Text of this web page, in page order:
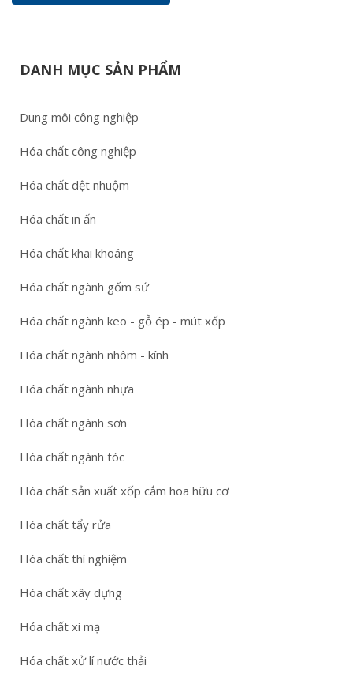
DANH MỤC SẢN PHẨM
Dung môi công nghiệp
Hóa chất công nghiệp
Hóa chất dệt nhuộm
Hóa chất in ấn
Hóa chất khai khoáng
Hóa chất ngành gốm sứ
Hóa chất ngành keo - gỗ ép - mút xốp
Hóa chất ngành nhôm - kính
Hóa chất ngành nhựa
Hóa chất ngành sơn
Hóa chất ngành tóc
Hóa chất sản xuất xốp cắm hoa hữu cơ
Hóa chất tẩy rửa
Hóa chất thí nghiệm
Hóa chất xây dựng
Hóa chất xi mạ
Hóa chất xử lí nước thải